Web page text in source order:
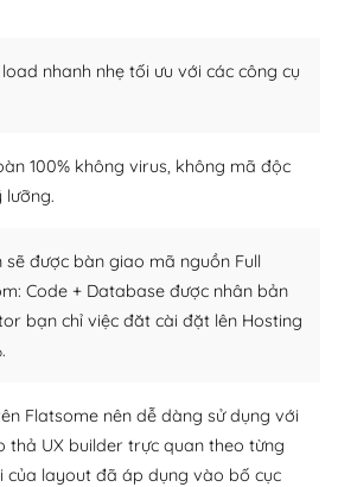
trữ cho một diễn đàn cộng đồng
bạn có thể lên mạng và tìm
bạn.
WordPress sẵn sàng hỗ trợ bạn
themes
phần cài đặt thêm vào
các tính năng cần thiết. Có
miễn phí.
load nhanh nhẹ tối ưu với các công cụ
100% không virus, không mã độc
sẽ được bàn giao mã nguồn Full
Code + Database được nhân bản
bạn chỉ việc đăt cài đặt lên Hosting
Flatsome nên dễ dàng sử dụng với
thả UX builder trực quan theo từng
của layout đã áp dụng vào bố cục